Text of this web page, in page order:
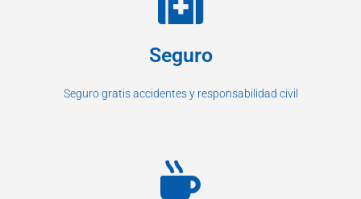
Seguro
Seguro gratis accidentes y responsabilidad civil